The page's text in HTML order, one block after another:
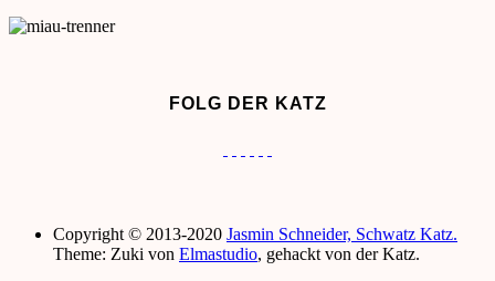
FOLG DER KATZ
Copyright © 2013-2020 Jasmin Schneider, Schwatz Katz.
Theme: Zuki von Elmastudio, gehackt von der Katz.